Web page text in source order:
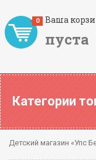
Ваша
пуста
0
Категории
Детский магазин «Упс